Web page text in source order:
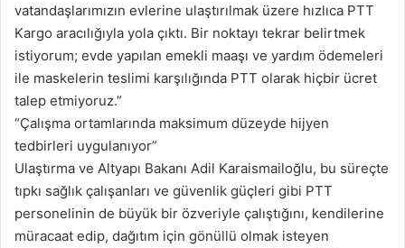
vatandaşlarımızın evlerine ulaştırılmak üzere hızlıca PTT
Kargo aracılığıyla yola çıktı. Bir noktayı tekrar belirtmek
istiyorum; evde yapılan emekli maaşı ve yardım ödemeleri
ile maskelerin teslimi karşılığında PTT olarak hiçbir ücret
talep etmiyoruz.”
“Çalışma ortamlarında maksimum düzeyde hijyen
tedbirleri uygulanıyor”
Ulaştırma ve Altyapı Bakanı Adil Karaismailoğlu, bu süreçte
tıpkı sağlık çalışanları ve güvenlik güçleri gibi PTT
personelinin de büyük bir özveriyle çalıştığını, kendilerine
müracaat edip, dağıtım için gönüllü olmak isteyen